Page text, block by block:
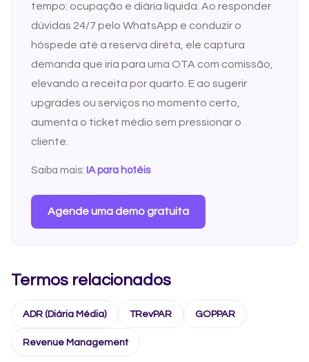
tempo: ocupação e diária líquida. Ao responder
dúvidas 24/7 pelo WhatsApp e conduzir o
hóspede até a reserva direta, ele captura
demanda que iria para uma OTA com comissão,
elevando a receita por quarto. E ao sugerir
upgrades ou serviços no momento certo,
aumenta o ticket médio sem pressionar o
cliente.
Saiba mais: IA para hotéis
Agende uma demo gratuita
Termos relacionados
ADR (Diária Média) TRevPAR GOPPAR
Revenue Management